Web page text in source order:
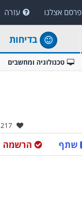
פרסם אצלנו עזרה
בדיחות
טכנולוגיה ומחשבים
אהבו:
217
הרשמה שתף